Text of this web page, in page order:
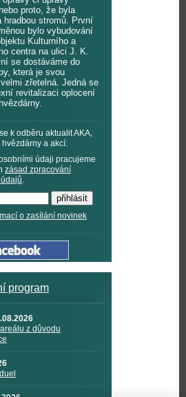
proto, že byla
hradbou stromů. První
bylo vybudování
Kulturního a
centra na ulici J. K.
se dostáváme do
která je svou
zřetelná. Jedná se
revitalizaci oplocení
k odběru aktualit AKA,
a akcí:
údaji pracujeme
zásad zpracování
.
o zasílání novinek
program
z důvodu